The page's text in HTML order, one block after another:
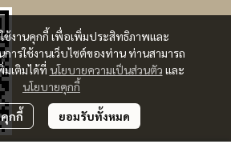
ช้งานคุกกี้ เพื่อเพิ่มประสิทธิภาพและ
ารใช้งานเว็บไซต์ของท่าน ท่านสามารถ
มเติมได้ที่ นโยบายความเป็นส่วนตัว และ
นโยบายคุกกี้
กกี้ ยอมรับทั้งหมด